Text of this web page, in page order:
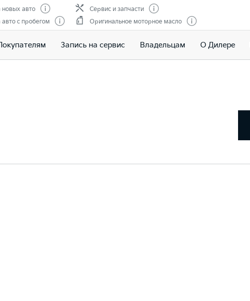
авто
с пробегом
Сервис и запчасти
Оригинальное моторное масло
Запись на сервис Владельцам О Дилере